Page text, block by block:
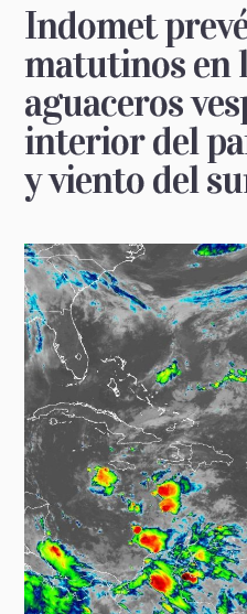
Indomet
matutinos en
aguaceros
interior del
y viento del